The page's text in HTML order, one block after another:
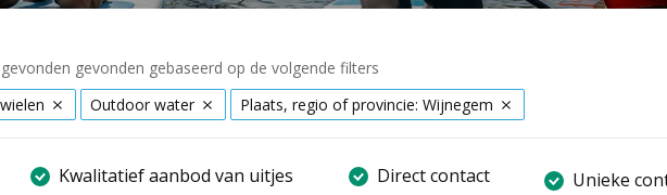
gevonden gebaseerd op de volgende filters
Outdoor water Plaats, regio of provincie: Wijnegem
Kwalitatief aanbod van uitjes Direct contact Unieke